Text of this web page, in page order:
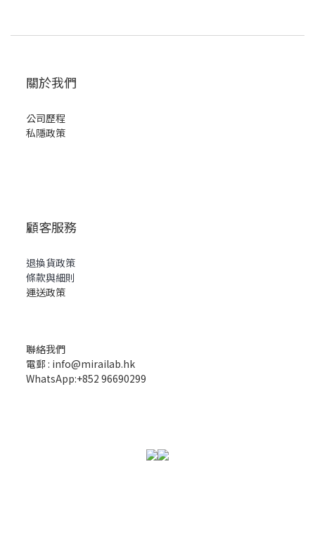
關於我們
公司歷程
私隱政策
顧客服務
退換貨政策
條款與細則
運送政策
聯絡我們
電郵 : info@mirailab.hk
WhatsApp:+852 96690299